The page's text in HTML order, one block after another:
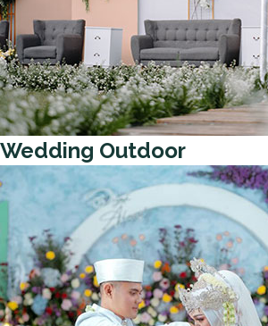
Wedding Outdoor